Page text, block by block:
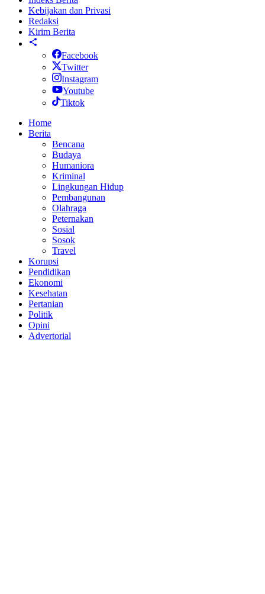
Kebijakan dan Privasi
Redaksi
Kirim Berita
Facebook
Twitter
Instagram
Youtube
Tiktok
Home
Berita
Bencana
Budaya
Humaniora
Kriminal
Lingkungan Hidup
Pembangunan
Olahraga
Peternakan
Sosial
Sosok
Travel
Korupsi
Pendidikan
Ekonomi
Kesehatan
Pertanian
Politik
Opini
Advertorial